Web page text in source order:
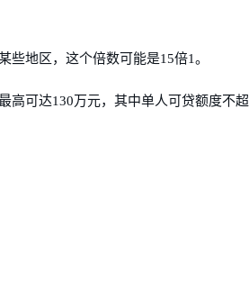
地区，这个倍数可能是15倍1。
高可达130万元，其中单人可贷额度不超